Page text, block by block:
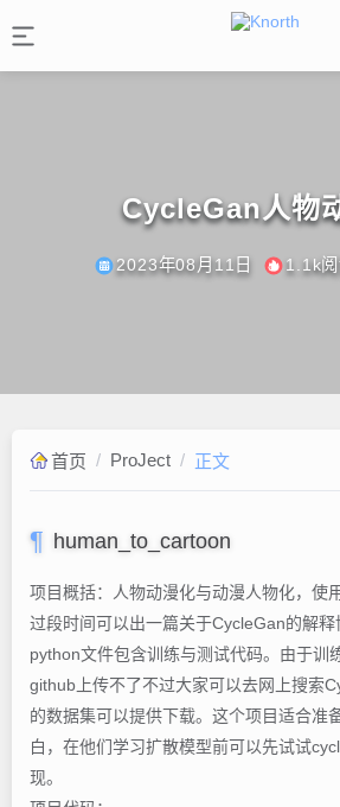
CycleGan人物
2023年08月11日 1.1k
首页 / ProJect / 正文
human_to_cartoon
项目概括：人物动漫化与动漫人物化，使
过段时间可以出一篇关于CycleGan的解
python文件包含训练与测试代码。由于训
github上传不了不过大家可以去网上搜索
的数据集可以提供下载。这个项目适合准
白，在他们学习扩散模型前可以先试试
现。